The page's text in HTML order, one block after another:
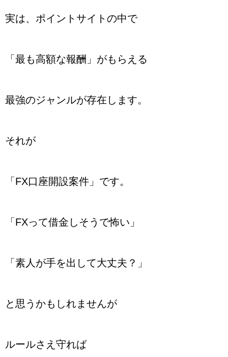
実は、ポイントサイトの中で
「最も高額な報酬」がもらえる
最強のジャンルが存在します。
それが
「FX口座開設案件」です。
「FXって借金しそうで怖い」
「素人が手を出して大丈夫？」
と思うかもしれませんが
ルールさえ守れば